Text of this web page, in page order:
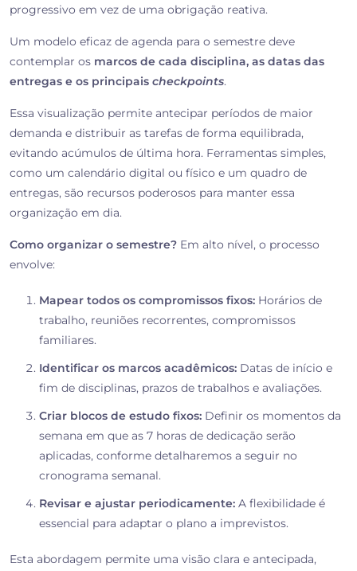
progressivo em vez de uma obrigação reativa.
Um modelo eficaz de agenda para o semestre deve
contemplar os marcos de cada disciplina, as datas das
entregas e os principais checkpoints.
Essa visualização permite antecipar períodos de maior
demanda e distribuir as tarefas de forma equilibrada,
evitando acúmulos de última hora. Ferramentas simples,
como um calendário digital ou físico e um quadro de
entregas, são recursos poderosos para manter essa
organização em dia.
Como organizar o semestre? Em alto nível, o processo
envolve:
Mapear todos os compromissos fixos: Horários de
trabalho, reuniões recorrentes, compromissos
familiares.
Identificar os marcos acadêmicos: Datas de início e
fim de disciplinas, prazos de trabalhos e avaliações.
Criar blocos de estudo fixos: Definir os momentos da
semana em que as 7 horas de dedicação serão
aplicadas, conforme detalharemos a seguir no
cronograma semanal.
Revisar e ajustar periodicamente: A flexibilidade é
essencial para adaptar o plano a imprevistos.
Esta abordagem permite uma visão clara e antecipada,